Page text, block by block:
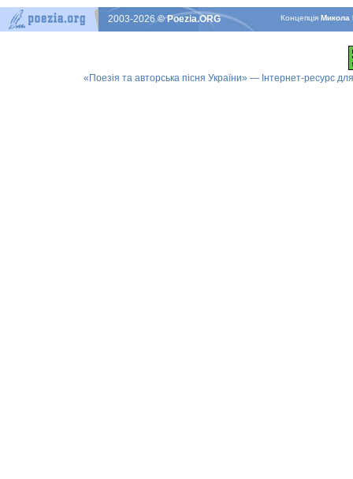
КонцепцiяМикола
2003-2026© Poezia.ORG
«Поезія та авторська пісня України» — Інтернет-ресурс